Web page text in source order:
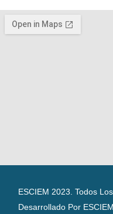
ESCIEM 2023. Todos
Desarrollado Por ESCIEM